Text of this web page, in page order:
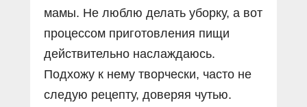
мамы. Не люблю делать уборку, а вот
процессом приготовления пищи
действительно наслаждаюсь.
Подхожу к нему творчески, часто не
следую рецепту, доверяя чутью.